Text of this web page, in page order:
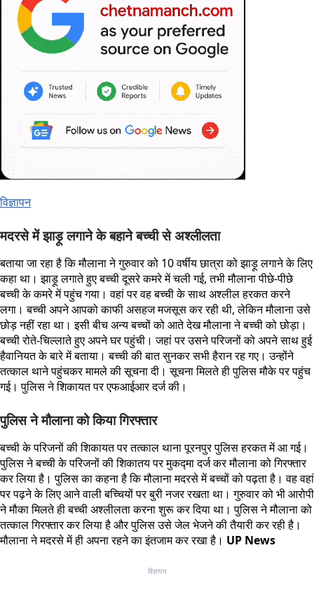
विज्ञापन
मदरसे में झाड़ू लगाने के बहाने बच्ची से अश्लीलता
बताया जा रहा है कि मौलाना ने गुरुवार को 10 वर्षीय छात्रा को झाड़ू लगाने के लिए
कहा था। झाड़ू लगाते हुए बच्ची दूसरे कमरे में चली गई, तभी मौलाना पीछे-पीछे
बच्ची के कमरे में पहुंच गया। वहां पर वह बच्ची के साथ अश्लील हरकत करने
लगा। बच्ची अपने आपको काफी असहज मजसूस कर रही थी, लेकिन मौलाना उसे
छोड़ नहीं रहा था। इसी बीच अन्य बच्चों को आते देख मौलाना ने बच्ची को छोड़ा।
बच्ची रोते-चिल्लाते हुए अपने घर पहुंची। जहां पर उसने परिजनों को अपने साथ हुई
हैवानियत के बारे में बताया। बच्ची की बात सुनकर सभी हैरान रह गए। उन्होंने
तत्काल थाने पहुंचकर मामले की सूचना दी। सूचना मिलते ही पुलिस मौके पर पहुंच
गई। पुलिस ने शिकायत पर एफआईआर दर्ज की।
पुलिस ने मौलाना को किया गिरफ्तार
बच्ची के परिजनों की शिकायत पर तत्काल थाना पूरनपुर पुलिस हरकत में आ गई।
पुलिस ने बच्ची के परिजनों की शिकातय पर मुकद्मा दर्ज कर मौलाना को गिरफ्तार
कर लिया है। पुलिस का कहना है कि मौलाना मदरसे में बच्चों को पढ़ता है। वह वहां
पर पढ़ने के लिए आने वाली बच्चियों पर बुरी नजर रखता था। गुरुवार को भी आरोपी
ने मौका मिलते ही बच्ची अश्लीलता करना शुरू कर दिया था। पुलिस ने मौलाना को
तत्काल गिरफ्तार कर लिया है और पुलिस उसे जेल भेजने की तैयारी कर रही है।
मौलाना ने मदरसे में ही अपना रहने का इंतजाम कर रखा है। UP News
विज्ञापन